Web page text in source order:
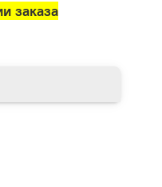
заказа